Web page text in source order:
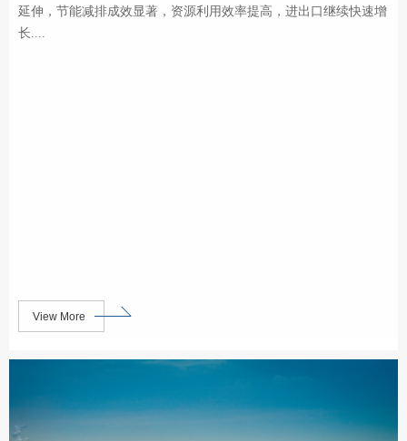
延伸，节能减排成效显著，资源利用效率提高，进出口继续快速增
长....
View More